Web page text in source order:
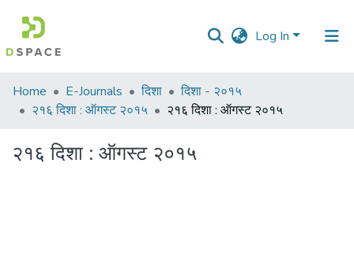
Log In
Communities
&
All of DSpace
Home E-Journals दिशा
दिशा - २०१५
२१६ दिशा : ऑगस्ट २०१५
२१६ दिशा : ऑगस्ट २०१५
२१६ दिशा : ऑगस्ट २०१५